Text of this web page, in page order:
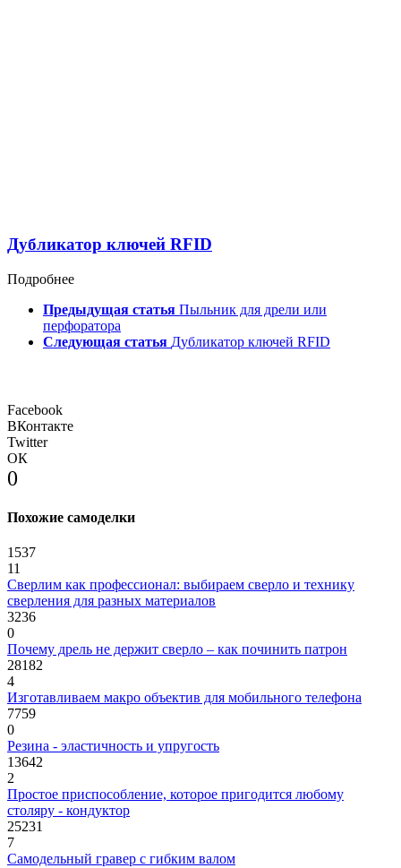
Дубликатор ключей RFID
Подробнее
Предыдущая статья Пыльник для дрели или
перфоратора
Следующая статья Дубликатор ключей RFID
Facebook
ВКонтакте
Twitter
ОК
0
Похожие самоделки
1537
11
Сверлим как профессионал: выбираем сверло и технику
сверления для разных материалов
3236
0
Почему дрель не держит сверло – как починить патрон
28182
4
Изготавливаем макро объектив для мобильного телефона
7759
0
Резина - эластичность и упругость
13642
2
Простое приспособление, которое пригодится любому
столяру - кондуктор
25231
7
Самодельный гравер с гибким валом